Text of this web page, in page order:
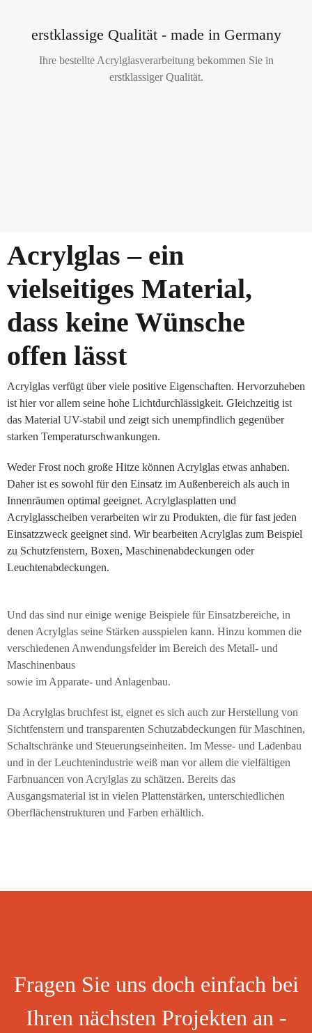
erstklassige Qualität - made in Germany
Ihre bestellte Acrylglasverarbeitung bekommen Sie in
erstklassiger Qualität.
Acrylglas – ein
vielseitiges Material,
dass keine Wünsche
offen lässt
Acrylglas verfügt über viele positive Eigenschaften. Hervorzuheben
ist hier vor allem seine hohe Lichtdurchlässigkeit. Gleichzeitig ist
das Material UV-stabil und zeigt sich unempfindlich gegenüber
starken Temperaturschwankungen.
Weder Frost noch große Hitze können Acrylglas etwas anhaben.
Daher ist es sowohl für den Einsatz im Außenbereich als auch in
Innenräumen optimal geeignet. Acrylglasplatten und
Acrylglasscheiben verarbeiten wir zu Produkten, die für fast jeden
Einsatzzweck geeignet sind. Wir bearbeiten Acrylglas zum Beispiel
zu Schutzfenstern, Boxen, Maschinenabdeckungen oder
Leuchtenabdeckungen.
Und das sind nur einige wenige Beispiele für Einsatzbereiche, in
denen Acrylglas seine Stärken ausspielen kann. Hinzu kommen die
verschiedenen Anwendungsfelder im Bereich des Metall- und
Maschinenbaus
sowie im Apparate- und Anlagenbau.
Da Acrylglas bruchfest ist, eignet es sich auch zur Herstellung von
Sichtfenstern und transparenten Schutzabdeckungen für Maschinen,
Schaltschränke und Steuerungseinheiten. Im Messe- und Ladenbau
und in der Leuchtenindustrie weiß man vor allem die vielfältigen
Farbnuancen von Acrylglas zu schätzen. Bereits das
Ausgangsmaterial ist in vielen Plattenstärken, unterschiedlichen
Oberflächenstrukturen und Farben erhältlich.
Fragen Sie uns doch einfach bei
Ihren nächsten Projekten an -